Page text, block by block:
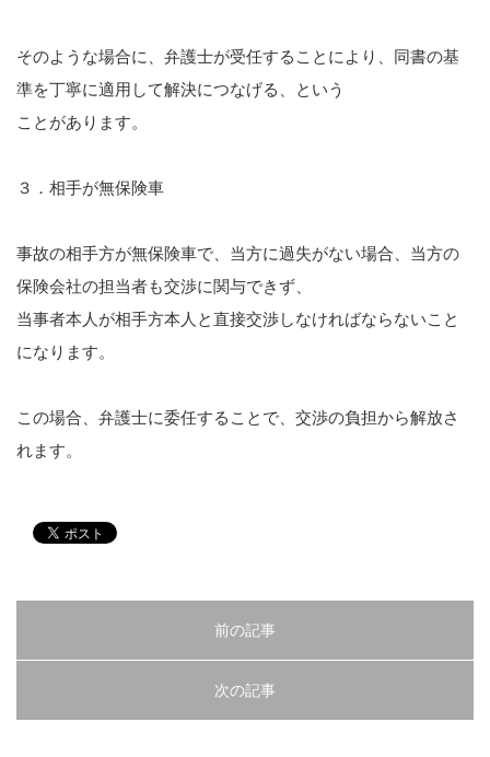
そのような場合に、弁護士が受任することにより、同書の基
準を丁寧に適用して解決につなげる、という
ことがあります。
３．相手が無保険車
事故の相手方が無保険車で、当方に過失がない場合、当方の
保険会社の担当者も交渉に関与できず、
当事者本人が相手方本人と直接交渉しなければならないこと
になります。
この場合、弁護士に委任することで、交渉の負担から解放さ
れます。
前の記事
次の記事